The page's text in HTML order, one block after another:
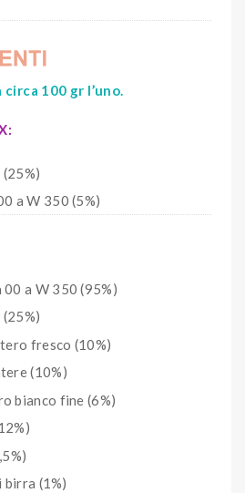
100 gr l’uno.
a W 350 (5%)
a W 350 (95%)
fresco (10%)
(10%)
bianco fine (6%)
(1%)